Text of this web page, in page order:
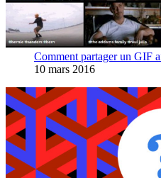
Comment partager un GIF
10 mars 2016